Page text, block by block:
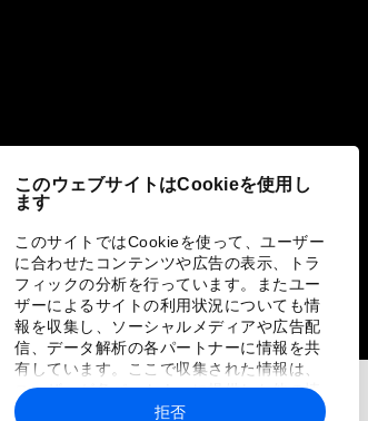
このウェブサイトはCookieを使用し
ます
このサイトではCookieを使って、ユーザー
に合わせたコンテンツや広告の表示、トラ
フィックの分析を行っています。またユー
ザーによるサイトの利用状況についても情
報を収集し、ソーシャルメディアや広告配
信、データ解析の各パートナーに情報を共
有しています。ここで収集された情報は、
ユーザーが各パートナーに提供した他の情
報や各パートナーのサービスを使用した際
拒否